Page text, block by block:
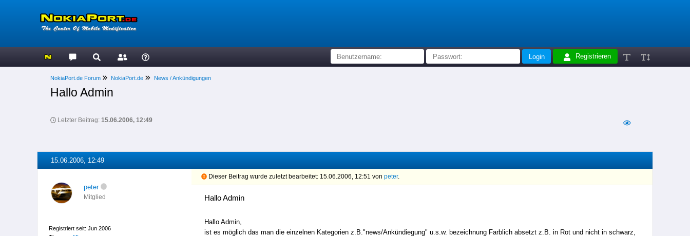
Registrieren
NokiaPort.de Forum NokiaPort.de News / Ankündigungen
Hallo Admin
Letzter Beitrag: 15.06.2006, 12:49
15.06.2006, 12:49
peter
Mitglied
Registriert seit: Jun 2006
Dieser Beitrag wurde zuletzt bearbeitet: 15.06.2006, 12:51 vonpeter.
Hallo Admin
Hallo Admin,
ist es möglich das man die einzelnen Kategorien z.B."news/Ankündiegung" u.s.w. bezeichnung Farblich absetzt z.B. in Rot und nicht in schwarz,